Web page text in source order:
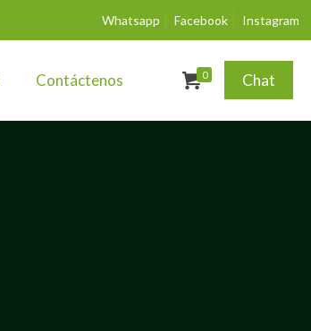
Whatsapp Facebook Instagram
Contáctenos 0 Chat